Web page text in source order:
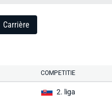
Carrière
COMPETITIE
2. liga